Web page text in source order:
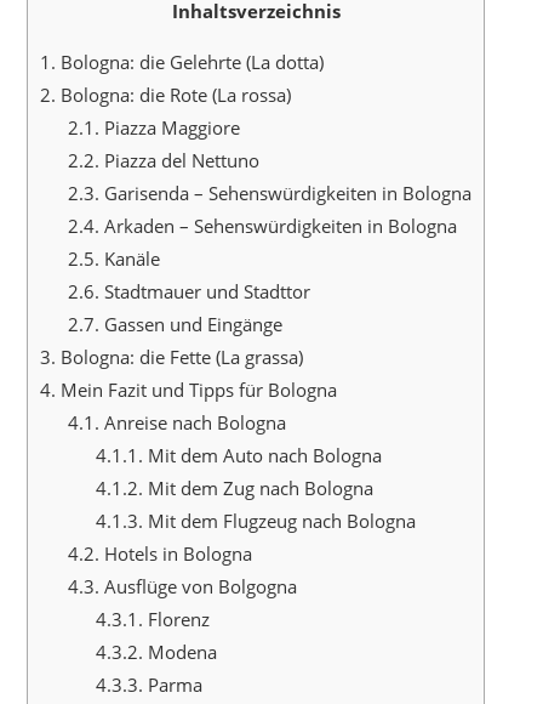
Inhaltsverzeichnis
1. Bologna: die Gelehrte (La dotta)
2. Bologna: die Rote (La rossa)
2.1. Piazza Maggiore
2.2. Piazza del Nettuno
2.3. Garisenda – Sehenswürdigkeiten in Bologna
2.4. Arkaden – Sehenswürdigkeiten in Bologna
2.5. Kanäle
2.6. Stadtmauer und Stadttor
2.7. Gassen und Eingänge
3. Bologna: die Fette (La grassa)
4. Mein Fazit und Tipps für Bologna
4.1. Anreise nach Bologna
4.1.1. Mit dem Auto nach Bologna
4.1.2. Mit dem Zug nach Bologna
4.1.3. Mit dem Flugzeug nach Bologna
4.2. Hotels in Bologna
4.3. Ausflüge von Bolgogna
4.3.1. Florenz
4.3.2. Modena
4.3.3. Parma